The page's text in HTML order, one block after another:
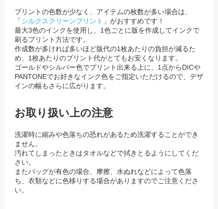
プリントの色数が少なく、アイテムの枚数が多い場合は、
「シルクスクリーンプリント 」がおすすめです！
最大3色のインクを使用し、1色ごとに版を作成してインクで
刷るプリント方法です。
作成数が多ければ多いほど版代の1枚あたりの負担が減るた
め、1枚あたりのプリント代がとてもお安くなります。
ゴールドやシルバー色でプリント出来る上に、1点からDICや
PANTONEでお好きなインク色をご指定いただけるので、 デザ
インの幅もさらに広がります。
お取り扱い上の注意
洗濯時に縮みや色落ちの恐れがあるため洗濯することができ
ません。
汚れてしまったときはタオルなどで拭きとるようにしてくだ
さい。
またバッグが有色の場合、摩擦、水ぬれなどによって色落
ち、衣類などに色移りする場合がありますのでご注意くださ
い。